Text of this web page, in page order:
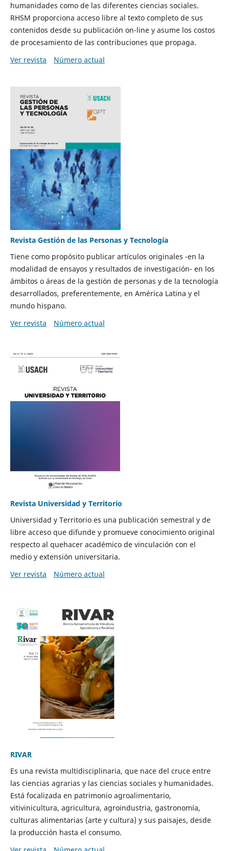
humanidades como de las diferentes ciencias sociales.
RHSM proporciona acceso libre al texto completo de sus
contenidos desde su publicación on-line y asume los costos
de procesamiento de las contribuciones que propaga.
Ver revista
Número actual
Revista Gestión de las Personas y Tecnología
Tiene como propósito publicar artículos originales -en la
modalidad de ensayos y resultados de investigación- en los
ámbitos o áreas de la gestión de personas y de la tecnología
desarrollados, preferentemente, en América Latina y el
mundo hispano.
Ver revista
Número actual
Revista Universidad y Territorio
Universidad y Territorio es una publicación semestral y de
libre acceso que difunde y promueve conocimiento original
respecto al quehacer académico de vinculación con el
medio y extensión universitaria.
Ver revista
Número actual
RIVAR
Es una revista multidisciplinaria, que nace del cruce entre
las ciencias agrarias y las ciencias sociales y humanidades.
Está focalizada en patrimonio agroalimentario,
vitivinicultura, agricultura, agroindustria, gastronomía,
culturas alimentarias (arte y cultura) y sus paisajes, desde
la producción hasta el consumo.